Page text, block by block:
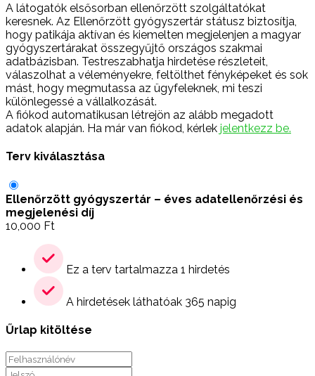
A látogatók elsősorban ellenőrzött szolgáltatókat
keresnek. Az Ellenőrzött gyógyszertár státusz biztosítja,
hogy patikája aktívan és kiemelten megjelenjen a magyar
gyógyszertárakat összegyűjtő országos szakmai
adatbázisban. Testreszabhatja hirdetése részleteit,
válaszolhat a véleményekre, feltölthet fényképeket és sok
mást, hogy megmutassa az ügyfeleknek, mi teszi
különlegessé a vállalkozását.
A fiókod automatikusan létrejön az alább megadott
adatok alapján. Ha már van fiókod, kérlek jelentkezz be.
Terv kiválasztása
Ellenőrzött gyógyszertár – éves adatellenőrzési és
megjelenési díj
10,000 Ft
Ez a terv tartalmazza 1 hirdetés
A hirdetések láthatóak 365 napig
Űrlap kitöltése